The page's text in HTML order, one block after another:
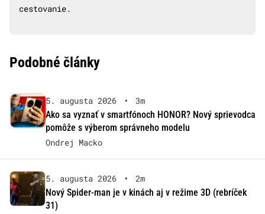
cestovanie.
Podobné články
5. augusta 2026 •
3m
Ako sa vyznať v smartfónoch HONOR? Nový sprievodca
pomôže s výberom správneho modelu
Ondrej Macko
5. augusta 2026 •
2m
Nový Spider-man je v kinách aj v režime 3D (rebríček
31)